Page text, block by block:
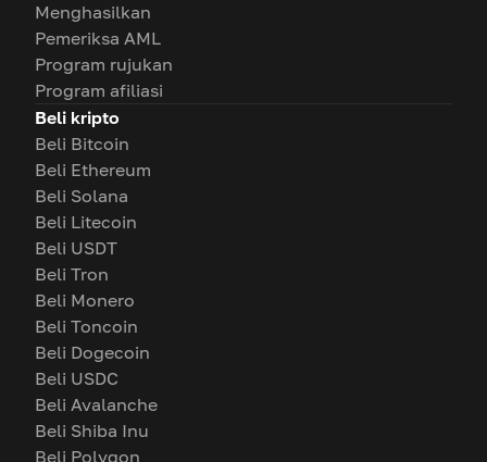
Menghasilkan
Pemeriksa AML
Program rujukan
Program afiliasi
Beli kripto
Beli Bitcoin
Beli Ethereum
Beli Solana
Beli Litecoin
Beli USDT
Beli Tron
Beli Monero
Beli Toncoin
Beli Dogecoin
Beli USDC
Beli Avalanche
Beli Shiba Inu
Beli Polygon